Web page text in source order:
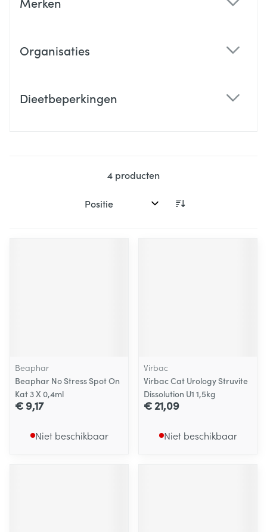
Organisaties
Dieetbeperkingen
4 producten
Sorteer op:
Beaphar
Beaphar No Stress Spot On
Kat 3 X 0,4ml
€ 9,17
Niet beschikbaar
Virbac
Virbac Cat Urology Struvite
Dissolution U1 1,5kg
€ 21,09
Niet beschikbaar